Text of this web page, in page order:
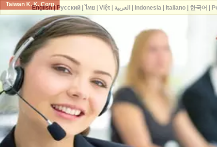
Taiwan K. K. Corp.
English| Русский| ไทย| Việt| العربية Indonesia| Italiano| 한국어